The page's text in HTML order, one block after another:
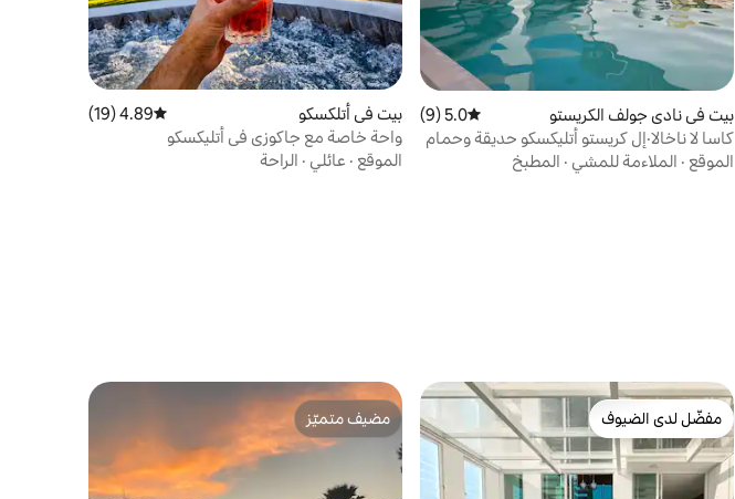
بيت في نادي جولف الكريستو متوسط التقييم 5.0 من 5، 9 مراجعات
5.0 (9)
كاسا لا ناخالا·إل كريستو أتليكسكو حديقة وحمام
سباحة
الموقع · الملاءمة للمشي · المطبخ
بيت في أتلكسكو متوسط التقييم 4.89 من 5، 19 مراجعات
4.89 (19)
واحة خاصة مع جاكوزي في أتليكسكو
الموقع · عائلي · الراحة
مفضّل لدى الضيوف
مفضّل لدى الضيوف
مضيف متميّز
مضيف متميّز